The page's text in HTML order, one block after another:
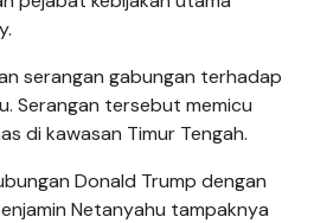
serangan gabungan terhadap
Serangan tersebut memicu
di kawasan Timur Tengah.
Donald Trump dengan
Netanyahu tampaknya